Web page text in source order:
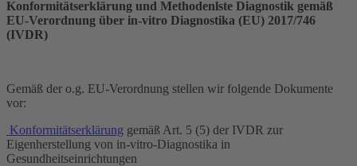
Konformitätserklärung und Methodenlste Diagnostik gemäß
EU-Verordnung über in-vitro Diagnostika (EU) 2017/746
(IVDR)
Gemäß der o.g. EU-Verordnung stellen wir folgende Dokumente
vor:
Konformitätserklärung gemäß Art. 5 (5) der IVDR zur
Eigenherstellung von in-vitro-Diagnostika in
Gesundheitseinrichtungen